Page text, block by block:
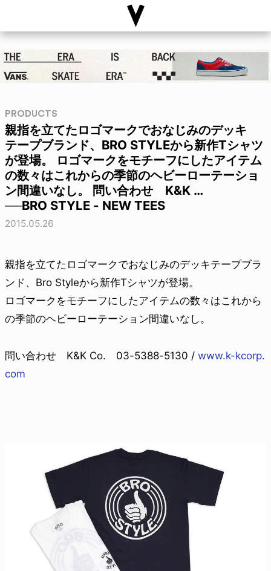
PRODUCTS
親指を立てたロゴマークでおなじみのデッキ
テープブランド、BRO STYLEから新作Tシャツ
が登場。 ロゴマークをモチーフにしたアイテム
の数々はこれからの季節のヘビーローテーショ
ン間違いなし。 問い合わせ K&K …
──BRO STYLE - NEW TEES
2015.05.26
親指を立てたロゴマークでおなじみのデッキテープブラ
ンド、Bro Styleから新作Tシャツが登場。
ロゴマークをモチーフにしたアイテムの数々はこれから
の季節のヘビーローテーション間違いなし。
問い合わせ K&K Co. 03-5388-5130 / www.k-kcorp.
com